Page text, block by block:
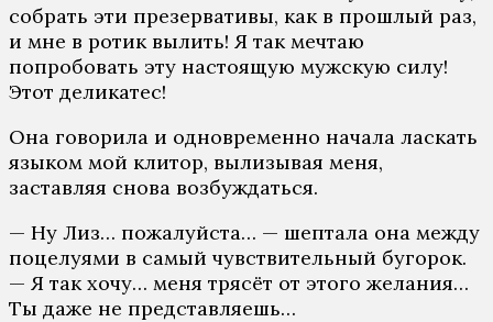
собрать эти презервативы, как в прошлый раз,
и мне в ротик вылить! Я так мечтаю
попробовать эту настоящую мужскую силу!
Этот деликатес!
Она говорила и одновременно начала ласкать
языком мой клитор, вылизывая меня,
заставляя снова возбуждаться.
— Ну Лиз… пожалуйста… — шептала она между
поцелуями в самый чувствительный бугорок.
— Я так хочу… меня трясёт от этого желания…
Ты даже не представляешь…